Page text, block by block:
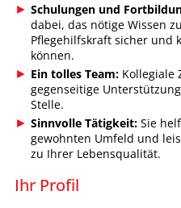
Schulungen und
dabei, das nötige Wissen
Pflegehilfskraft sicher und
können.
Ein tolles Team:Kollegiale
gegenseitige
Stelle.
Sinnvolle Tätigkeit:Sie
gewohnten Umfeld und
zu Ihrer Lebensqualität.
Ihr Profil